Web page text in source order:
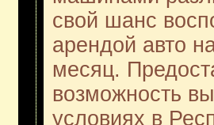
свой шанс
арендой авто
месяц.
возможность
условиях в